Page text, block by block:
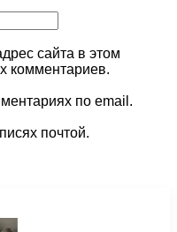
сайта в этом
комментариев.
по email.
почтой.